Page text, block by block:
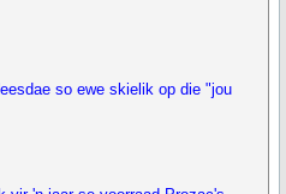
so ewe skielik op die "jou